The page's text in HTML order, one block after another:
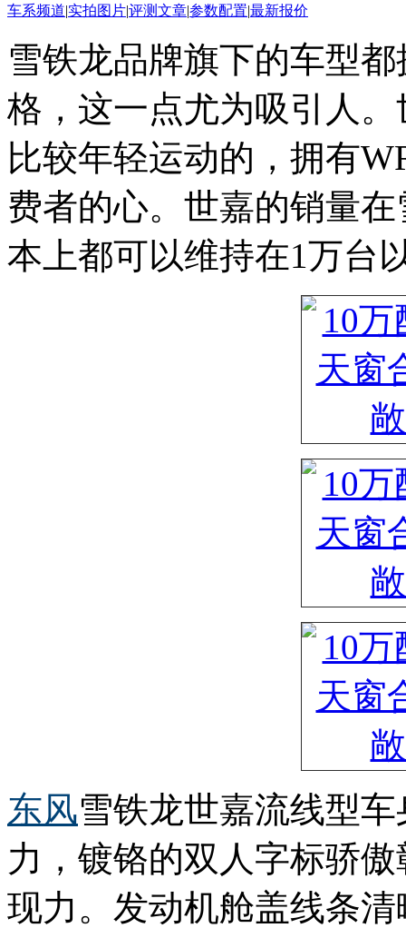
车系频道|实拍图片|评测文章|参数配置|最新报价
雪铁龙品牌旗下的车型
格，这一点尤为吸引人
比较年轻运动的，拥有
费者的心。世嘉的销量
本上都可以维持在1万台
东风雪铁龙世嘉流线型
力，镀铬的双人字标骄
现力。发动机舱盖线条